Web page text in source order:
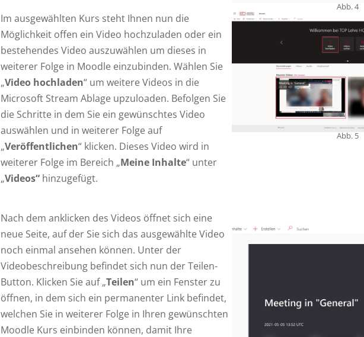
Abb. 4
Im ausgewählten Kurs steht Ihnen nun die
Möglichkeit offen ein Video hochzuladen oder ein
bestehendes Video auszuwählen um dieses in
weiterer Folge in Moodle einzubinden. Wählen Sie
„Video hochladen“ um weitere Videos in die
Microsoft Stream Ablage upzuloaden. Befolgen Sie
die Schritte in dem Sie ein gewünschtes Video
auswählen und in weiterer Folge auf
„Veröffentlichen“ klicken. Dieses Video wird in
weiterer Folge im Bereich „Meine Inhalte“ unter
„Videos“ hinzugefügt.
Abb. 5
Nach dem anklicken des Videos öffnet sich eine
neue Seite, auf der Sie sich das ausgewählte Video
noch einmal ansehen können. Unter der
Videobeschreibung befindet sich nun der Teilen-
Button. Klicken Sie auf „Teilen“ um ein Fenster zu
öffnen, in dem sich ein permanenter Link befindet,
welchen Sie in weiterer Folge in Ihren gewünschten
Moodle Kurs einbinden können, damit Ihre